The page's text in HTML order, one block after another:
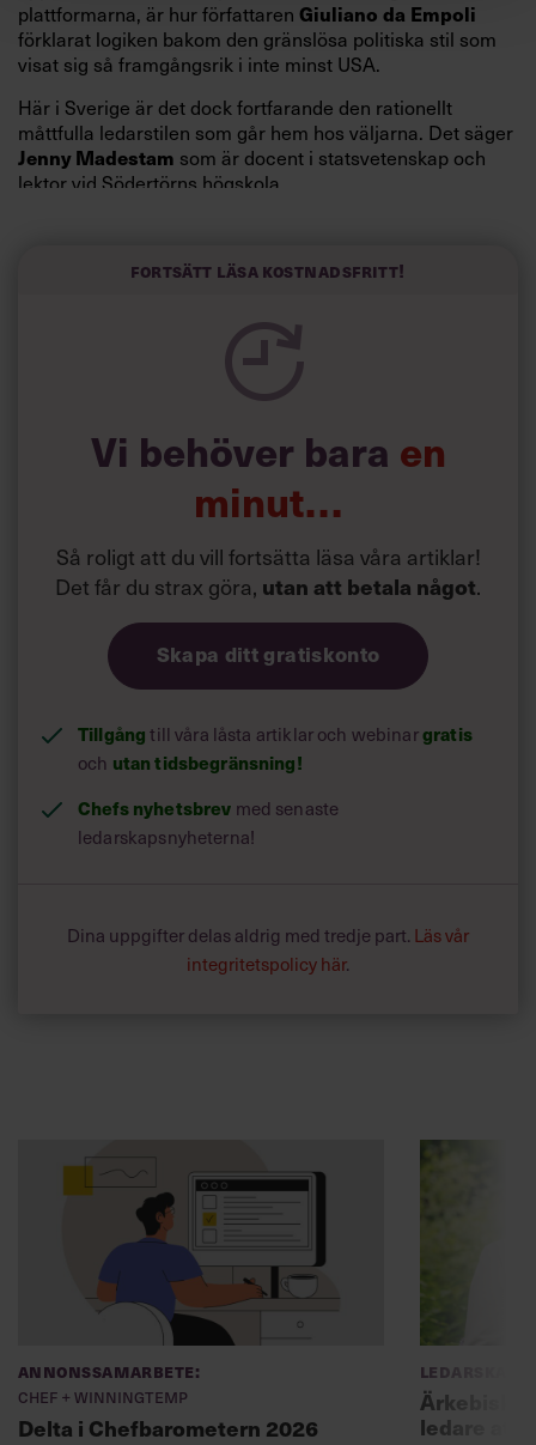
plattformarna, är hur författaren Giuliano da Empoli
förklarat logiken bakom den gränslösa politiska stil som
visat sig så framgångsrik i inte minst USA.
Här i Sverige är det dock fortfarande den rationellt
måttfulla ledarstilen som går hem hos väljarna. Det säger
Jenny Madestam som är docent i statsvetenskap och
lektor vid Södertörns högskola.
kompetenta och stå med båda fötterna på jorden. Hellre
spelevink i högklackat, är hur jag brukar sammanfatta de
önskningar som svenskarna för fram i undersökningar.”
Siri Wikander: ”Led som i
början av pandemin”
Fortsätt läsa kostnadsfritt!
Vi behöver bara en
minut…
Så roligt att du vill fortsätta läsa våra artiklar!
Det får du strax göra, utan att betala något.
Skapa ditt gratiskonto
Tillgång till våra låsta artiklar och webinargratis
och utan tidsbegränsning!
Chefs nyhetsbrev med senaste
ledarskapsnyheterna!
Dina uppgifter delas aldrig med tredje part. Läs vår
integritetspolicy här.
Annonssamarbete:
Chef + Winningtemp
Delta i Chefbarometern 2026
Ledarskap
ledare att